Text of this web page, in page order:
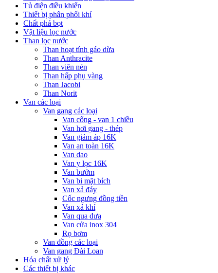
Tủ điện điều khiển
Thiết bị phân phối khí
Chất phá bọt
Vật liệu lọc nước
Than lọc nước
Than hoạt tính gáo dừa
Than Anthracite
Than viên nén
Than hấp phụ vàng
Than Jacobi
Than Norit
Van các loại
Van gang các loại
Van cổng - van 1 chiều
Van hơi gang - thép
Van giảm áp 16K
Van an toàn 16K
Van dao
Van y lọc 16K
Van bướm
Van bi mặt bích
Van xả đáy
Cốc ngưng đồng tiền
Van xả khí
Van qua dưa
Van cửa inox 304
Rọ bơm
Van đồng các loại
Van gang Đài Loan
Hóa chất xử lý
Các thiết bị khác